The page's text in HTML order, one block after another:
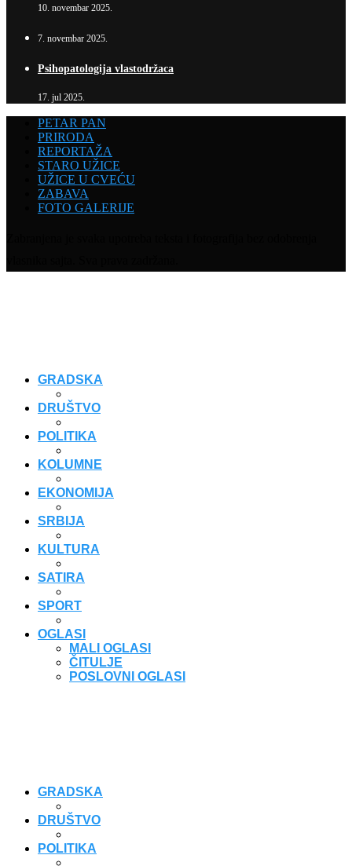
10. novembar 2025.
7. novembar 2025.
Psihopatologija vlastodržaca
17. jul 2025.
PETAR PAN
PRIRODA
REPORTAŽA
STARO UŽICE
UŽICE U CVEĆU
ZABAVA
FOTO GALERIJE
GRADSKA
DRUŠTVO
POLITIKA
KOLUMNE
EKONOMIJA
SRBIJA
KULTURA
SATIRA
SPORT
OGLASI
MALI OGLASI
ČITULJE
POSLOVNI OGLASI
GRADSKA
DRUŠTVO
POLITIKA